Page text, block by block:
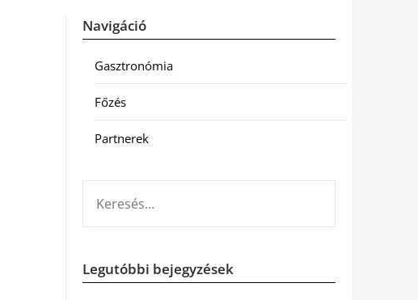
Navigáció
Gasztronómia
Főzés
Partnerek
Legutóbbi bejegyzések